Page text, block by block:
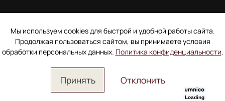
Пользовательское соглашение
Электронное согласие покупателя на рассылку
Согласие на обработку персональных данных
Мы используем cookies для быстрой и удобной работы сайта.
Продолжая пользоваться сайтом, вы принимаете условия
обработки персональных данных. Политика конфиденциальности.
Принять Отклонить
Профиль
Loading